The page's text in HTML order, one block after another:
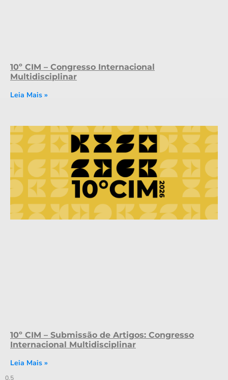
10º CIM – Congresso Internacional
Multidisciplinar
Leia Mais »
10º CIM – Submissão de Artigos: Congresso
Internacional Multidisciplinar
Leia Mais »